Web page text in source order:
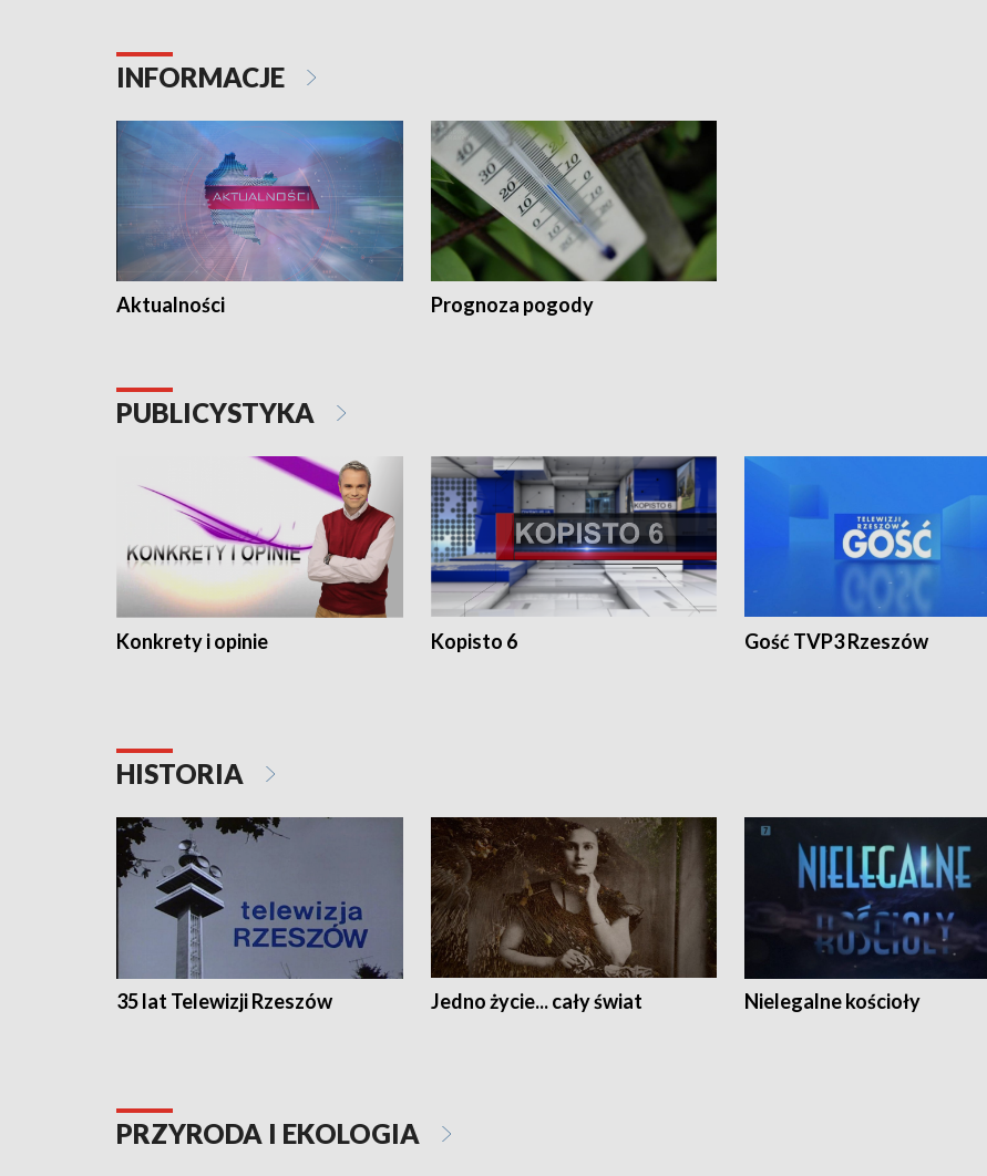
INFORMACJE
Aktualności Prognoza pogody
PUBLICYSTYKA
Konkrety i opinie Kopisto 6 Gość TVP3 Rzeszów
HISTORIA
35 lat Telewizji Rzeszów Jedno życie... cały świat Nielegalne kościoły
PRZYRODA I EKOLOGIA